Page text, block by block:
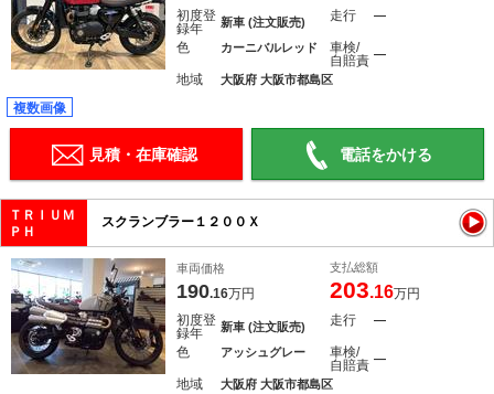
初度登
録年
新車 (注文販売) 走行 ―
色 カーニバルレッド
車検/
自賠責 ―
地域 大阪府 大阪市都島区
複数画像
見積・在庫確認 電話をかける
ＴＲＩＵＭ
ＰＨ
スクランブラー１２００Ｘ
車両価格
190.16万円
支払総額
203.16万円
初度登
録年
新車 (注文販売) 走行 ―
色 アッシュグレー
車検/
自賠責 ―
地域 大阪府 大阪市都島区